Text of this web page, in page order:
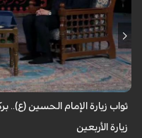
لا تقتصر زيارة الإمام الحسين
في طياتها ثوابًا عظيمًا وآثارًا
ثواب زيارة الإمام الحسين (ع)..
زيارة الأربعين